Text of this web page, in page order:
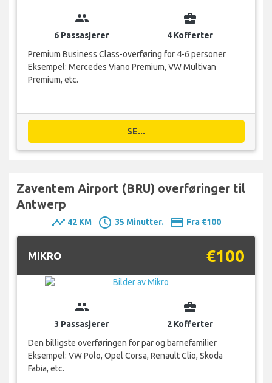
group
6 Passasjerer
business_center
4 Kofferter
Premium Business Class-overføring for 4-6 personer
Eksempel: Mercedes Viano Premium, VW Multivan
Premium, etc.
SE...
Zaventem Airport (BRU) overføringer til
Antwerp
timeline 42 KM schedule 35 Minutter. payment Fra €100
MIKRO €100
group
3 Passasjerer
business_center
2 Kofferter
Den billigste overføringen for par og barnefamilier
Eksempel: VW Polo, Opel Corsa, Renault Clio, Skoda
Fabia, etc.